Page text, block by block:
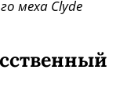
меха Clyde